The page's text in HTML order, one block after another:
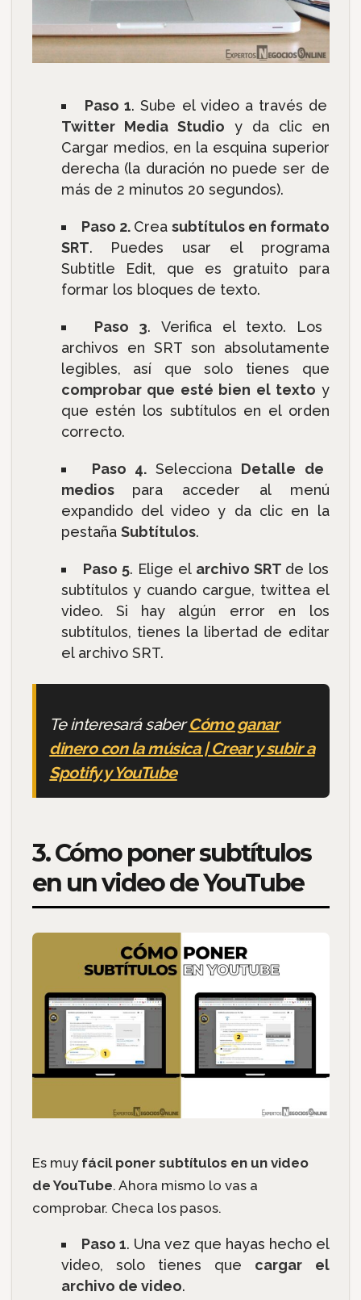
Paso 1. Sube el video a través de
Twitter Media Studio y da clic en
Cargar medios, en la esquina superior
derecha (la duración no puede ser de
más de 2 minutos 20 segundos).
Paso 2. Crea subtítulos en formato
SRT. Puedes usar el programa
Subtitle Edit, que es gratuito para
formar los bloques de texto.
Paso 3. Verifica el texto. Los
archivos en SRT son absolutamente
legibles, así que solo tienes que
comprobar que esté bien el texto y
que estén los subtítulos en el orden
correcto.
Paso 4. Selecciona Detalle de
medios para acceder al menú
expandido del video y da clic en la
pestaña Subtítulos.
Paso 5. Elige el archivo SRT de los
subtítulos y cuando cargue, twittea el
video. Si hay algún error en los
subtítulos, tienes la libertad de editar
el archivo SRT.
Te interesará saberCómo ganar
dinero con la música | Crear y subir a
Spotify y YouTube
3. Cómo poner subtítulos
en un video de YouTube
Es muy fácil poner subtítulos en un video
de YouTube. Ahora mismo lo vas a
comprobar. Checa los pasos.
Paso 1. Una vez que hayas hecho el
video, solo tienes que cargar el
archivo de video.